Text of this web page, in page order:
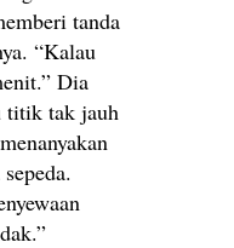
tanda
“Kalau
Dia
titik tak jauh